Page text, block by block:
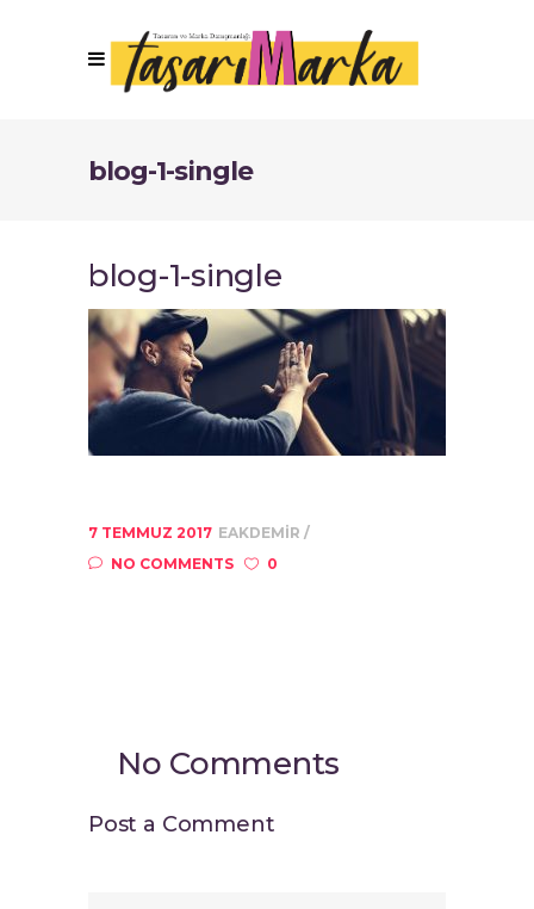
blog-1-single
blog-1-single
7 TEMMUZ 2017 EAKDEMIR
NO COMMENTS
0
No Comments
Post a Comment